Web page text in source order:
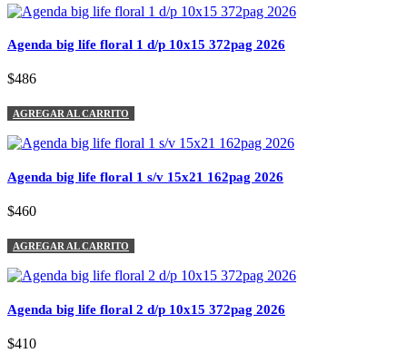
Agenda big life floral 1 d/p 10x15 372pag 2026
$486
AGREGAR AL CARRITO
Agenda big life floral 1 s/v 15x21 162pag 2026
$460
AGREGAR AL CARRITO
Agenda big life floral 2 d/p 10x15 372pag 2026
$410